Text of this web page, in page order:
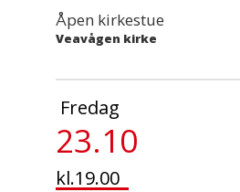
Åpen kirkestue
Veavågen kirke
Fredag
23.10
kl.19.00